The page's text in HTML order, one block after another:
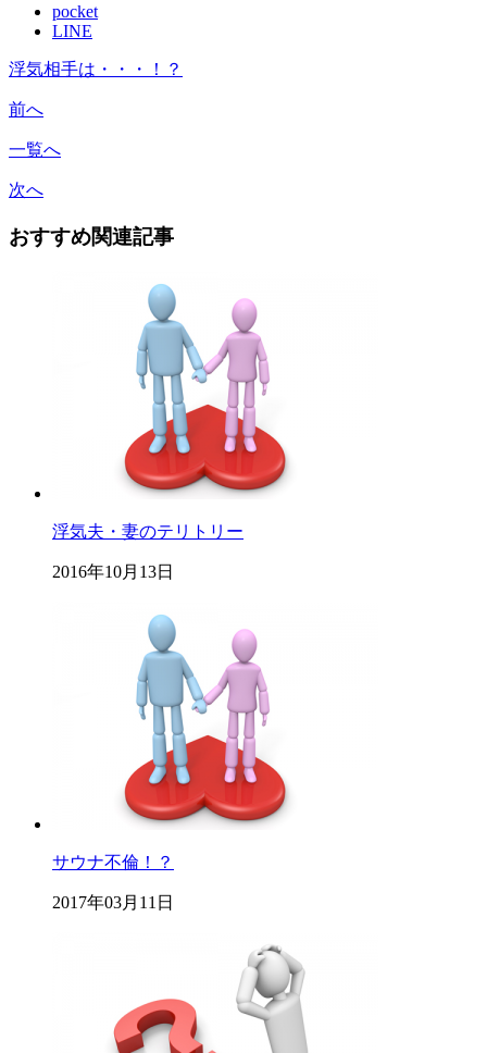
pocket
LINE
浮気相手は・・・！？
前へ
一覧へ
次へ
おすすめ関連記事
浮気夫・妻のテリトリー
2016年10月13日
サウナ不倫！？
2017年03月11日